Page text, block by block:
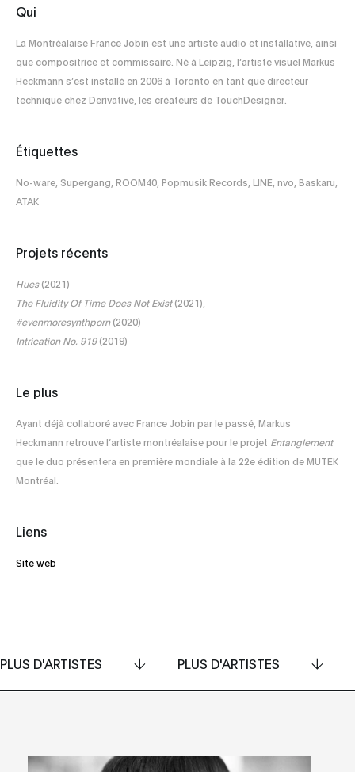
Qui
La Montréalaise France Jobin est une artiste audio et installative, ainsi
que compositrice et commissaire. Né à Leipzig, l’artiste visuel Markus
Heckmann s’est installé en 2006 à Toronto en tant que directeur
technique chez Derivative, les créateurs de TouchDesigner.
Étiquettes
No-ware, Supergang, ROOM40, Popmusik Records, LINE, nvo, Baskaru,
ATAK
Projets récents
Hues(2021)
The Fluidity Of Time Does Not Exist(2021),
#evenmoresynthporn(2020)
Intrication No. 919(2019)
Le plus
Ayant déjà collaboré avec France Jobin par le passé, Markus
Heckmann retrouve l’artiste montréalaise pour le projet Entanglement
que le duo présentera en première mondiale à la 22e édition de MUTEK
Montréal.
Liens
Site web
PLUS D'ARTISTES PLUS D'ARTISTES